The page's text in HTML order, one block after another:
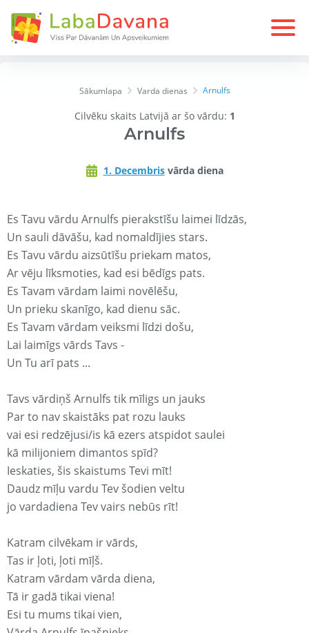
Sākumlapa Varda dienas Arnulfs
Cilvēku skaits Latvijā ar šo vārdu: 1
Arnulfs
1. Decembrisvārda diena
Es Tavu vārdu Arnulfs pierakstīšu laimei līdzās,
Un sauli dāvāšu, kad nomaldījies stars.
Es Tavu vārdu aizsūtīšu priekam matos,
Ar vēju līksmoties, kad esi bēdīgs pats.
Es Tavam vārdam laimi novēlēšu,
Un prieku skanīgo, kad dienu sāc.
Es Tavam vārdam veiksmi līdzi došu,
Lai laimīgs vārds Tavs -
Un Tu arī pats ...
Tavs vārdiņš Arnulfs tik mīligs un jauks
Par to nav skaistāks pat rozu lauks
vai esi redzējusi/is kā ezers atspidot saulei
kā milijoniem dimantos spīd?
Ieskaties, šis skaistums Tevi mīt!
Daudz mīļu vardu Tev šodien veltu
jo vardadiena Tev vairs nebūs rīt!
Katram cilvēkam ir vārds,
Tas ir ļoti, ļoti mīļš.
Katram vārdam vārda diena,
Tā ir gadā tikai viena!
Esi tu mums tikai vien,